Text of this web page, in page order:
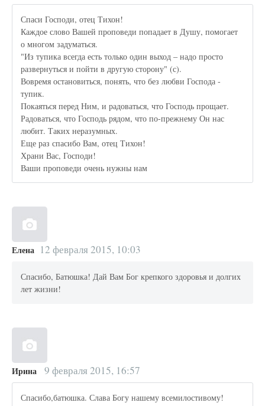
Спаси Господи, отец Тихон!
Каждое слово Вашей проповеди попадает в Душу, помогает
о многом задуматься.
"Из тупика всегда есть только один выход – надо просто
развернуться и пойти в другую сторону" (с).
Вовремя остановиться, понять, что без любви Господа -
тупик.
Покаяться перед Ним, и радоваться, что Господь прощает.
Радоваться, что Господь рядом, что по-прежнему Он нас
любит. Таких неразумных.
Еще раз спасибо Вам, отец Тихон!
Храни Вас, Господи!
Ваши проповеди очень нужны нам
Елена 12 февраля 2015, 10:03
Спасибо, Батюшка! Дай Вам Бог крепкого здоровья и долгих
лет жизни!
Ирина 9 февраля 2015, 16:57
Спасибо,батюшка. Слава Богу нашему всемилостивому!